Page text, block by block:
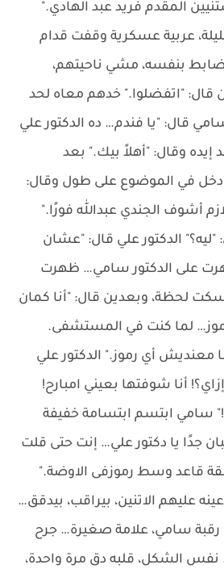
المقدم فريد عبد الهادي."
عربية عسكرية وقفت قدام
بنفسه، مشي ناحيتهم،
قال: "اتفضلوا." خدهم معاه لحد
قال: "يا فندم… ده الدكتور علي
وقال: "أهلاً بيك." بعد
دخل في الموضوع على طول وقال:
أشوف الجندي عبدالله فورًا."
الدكتور علي قال: "عشان
على الدكتور سامي… ظهرت
سكت لحظة، وبعدين قال: "أنا كمان
لما كنت في المستشفى.
معنديش أي رموز." الدكتور علي
أنا شوفتها بعيني امبارح!
سامي ابتسم ابتسامة خفيفة
جدًا يا دكتور علي… إنت حتى قلت
قاعد وسط رموزفى الاوضة."
عليهم الاتنين، بيراقب، بيدقق…
رقبة سامي، علامة صغيرة… جرح
الشكل، قلبه دق مرة واحدة،